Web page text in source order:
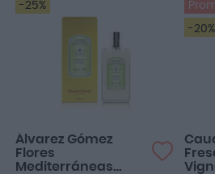
-25%
Álvarez Gómez
Flores
Mediterráneas
-20%